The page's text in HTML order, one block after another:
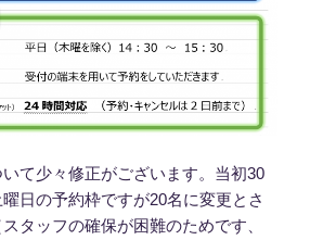
て少々修正がございます。当初30
日の予約枠ですが20名に変更とさ
タッフの確保が困難のためです、